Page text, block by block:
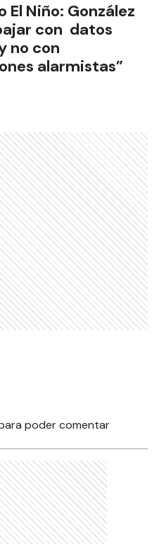
El Niño: González
con datos
no con
alarmistas”
poder comentar